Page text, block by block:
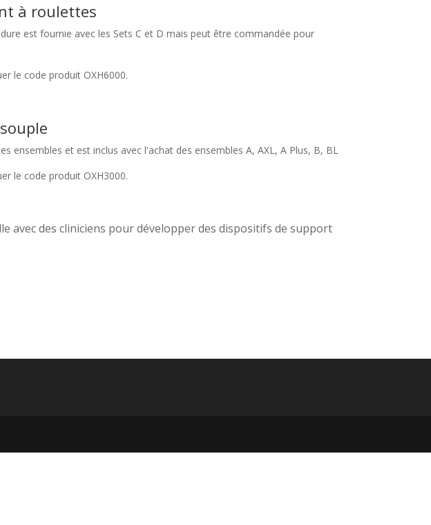
à roulettes
est fournie avec les Sets C et D mais peut être commandée pour
le code produit OXH6000.
ensembles et est inclus avec l'achat des ensembles A, AXL, A Plus, B, BL
le code produit OXH3000.
avec des cliniciens pour développer des dispositifs de support